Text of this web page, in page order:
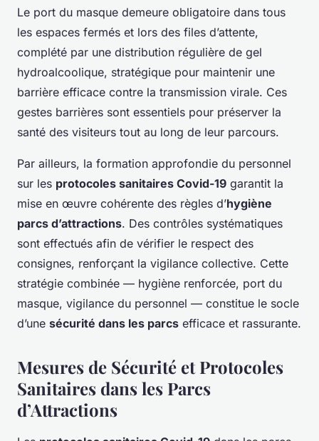
Le port du masque demeure obligatoire dans tous
les espaces fermés et lors des files d’attente,
complété par une distribution régulière de gel
hydroalcoolique, stratégique pour maintenir une
barrière efficace contre la transmission virale. Ces
gestes barrières sont essentiels pour préserver la
santé des visiteurs tout au long de leur parcours.
Par ailleurs, la formation approfondie du personnel
sur les protocoles sanitaires Covid-19 garantit la
mise en œuvre cohérente des règles d’hygiène
parcs d’attractions. Des contrôles systématiques
sont effectués afin de vérifier le respect des
consignes, renforçant la vigilance collective. Cette
stratégie combinée — hygiène renforcée, port du
masque, vigilance du personnel — constitue le socle
d’une sécurité dans les parcs efficace et rassurante.
Mesures de Sécurité et Protocoles
Sanitaires dans les Parcs
d’Attractions